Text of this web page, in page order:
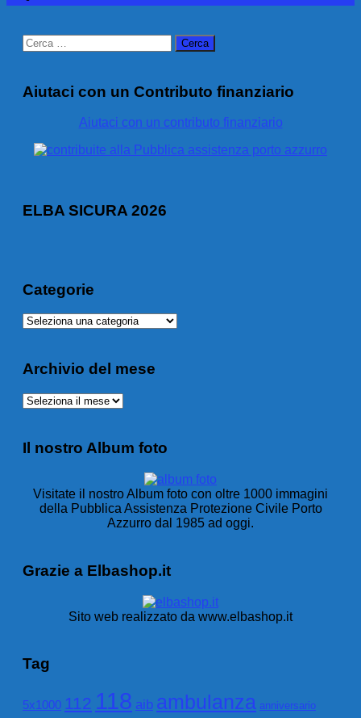
Ricerca
per:
Aiutaci con un Contributo finanziario
Aiutaci con un contributo finanziario
ELBA SICURA 2026
Categorie
Categorie
Archivio del mese
Archivio
Il nostro Album foto
Visitate il nostro Album foto con oltre 1000 immagini
della Pubblica Assistenza Protezione Civile Porto
Azzurro dal 1985 ad oggi.
Grazie a Elbashop.it
Sito web realizzato da www.elbashop.it
Tag
5x1000 112 118 aib ambulanza anniversario